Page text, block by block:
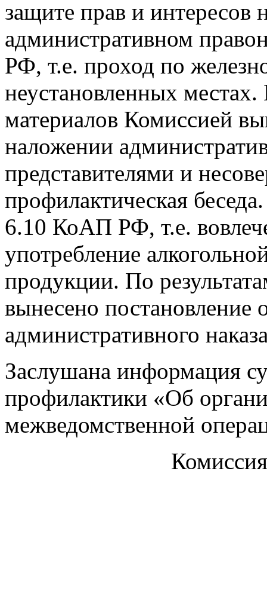
защите прав и интересов
административном
РФ, т.е. проход по
неустановленных
материалов Комиссией
наложении
представителями и
профилактическая
6.10 КоАП РФ, т.е.
употребление
продукции. По
вынесено постановление
административного
Заслушана информация
профилактики «Об
межведомственной